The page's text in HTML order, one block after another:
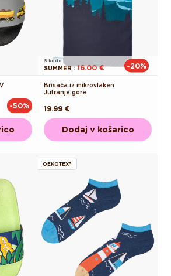
-50%
S kodo
SUMMER:16.00 € -20%
Brisača iz mikrovlaken
Jutranje gore
Redna
cena
19.99 €
Dodaj v košarico
OEKOTEX®